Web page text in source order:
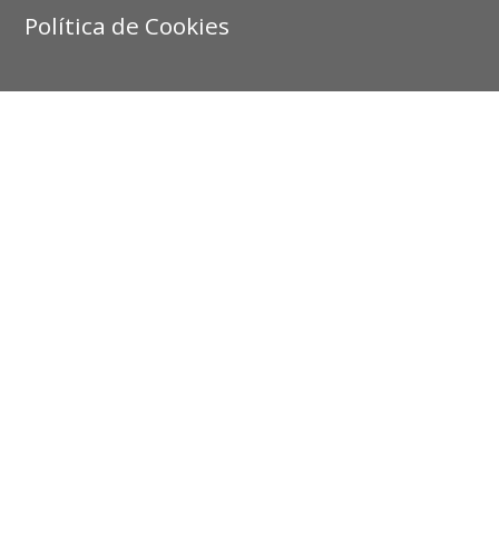
Política de Cookies